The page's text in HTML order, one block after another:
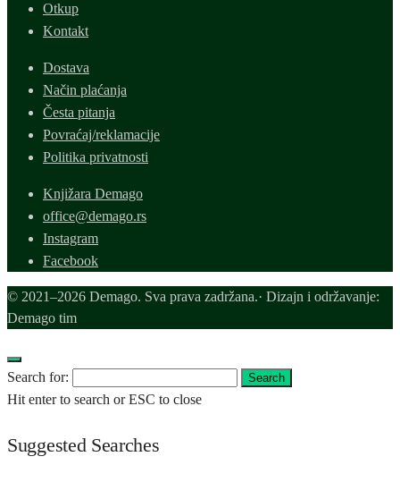
Otkup
Kontakt
Dostava
Način plaćanja
Česta pitanja
Povraćaj/reklamacije
Politika privatnosti
Knjižara Demago
office@demago.rs
Instagram
Facebook
© 2021–2026 Demago. Sva prava zadržana.· Dizajn i održavanje:
Demago tim
Search for: Search
Hit enter to search or ESC to close
Suggested Searches